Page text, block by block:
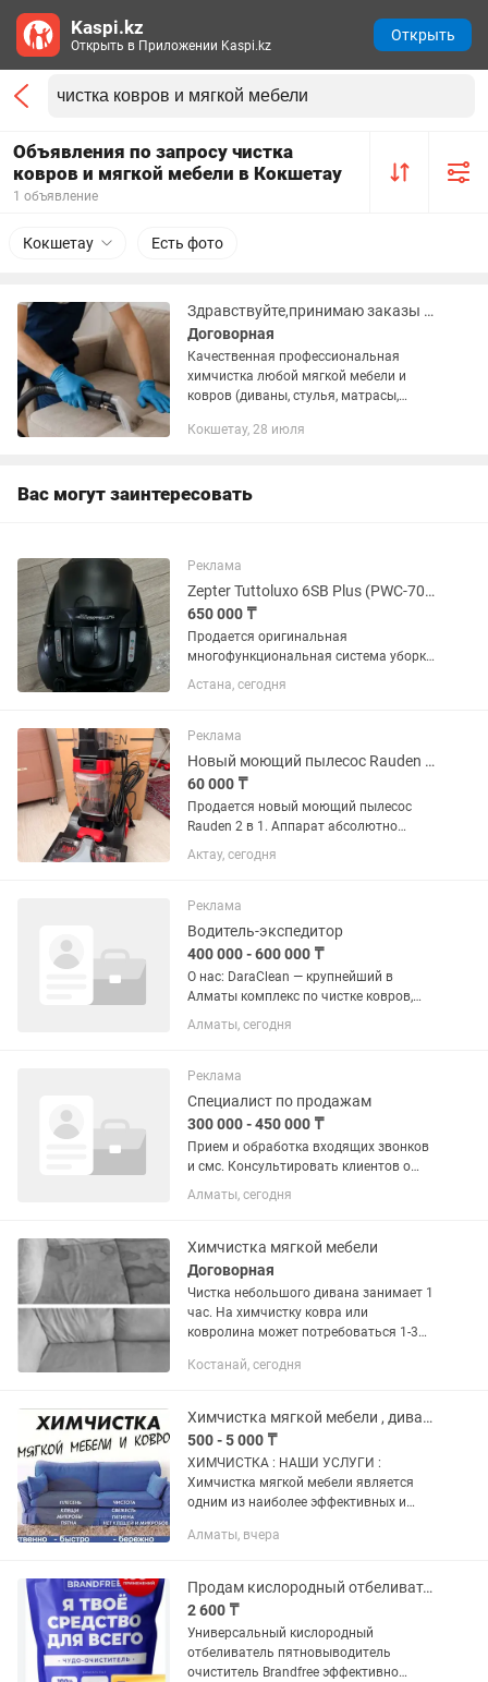
Объявления по запросу чистка
ковров и мягкой мебели в Кокшетау
1 объявление
Кокшетау Есть фото
Здравствуйте,принимаю заказы на химчистку.
Договорная
Качественная профессиональная
химчистка любой мягкой мебели и
ковров (диваны, стулья, матрасы,
специалиста в удобное для вас время.
Кокшетау, 28 июля
Вас могут заинтересовать
Реклама
Zepter Tuttoluxo 6SB Plus (PWC-700B) Моющий пылесос премиум-класса
650 000 ₸
Продается оригинальная
многофункциональная система уборки
Zepter Tuttoluxo 6SB Plus (PWC-700B).
Премиальная модель от Zepter,
надежность и широкий функционал.
Подходит...
Астана, сегодня
Реклама
Новый моющий пылесос Rauden 2-в-1 для ковров и мягкой мебели
60 000 ₸
Продается новый моющий пылесос
Rauden 2 в 1. Аппарат абсолютно
новый, не использовался. Подходит
для глубокой чистки ковров, паласов,
автомобильных сидений и твердых...
Актау, сегодня
Реклама
Водитель-экспедитор
400 000 - 600 000 ₸
О нас: DaraClean — крупнейший в
Алматы комплекс по чистке ковров,
мягкой мебели и штор. Обед и топливо
за наш счет! Обязанности: ЗНАНИЕ
Опрятный внешний...
Алматы, сегодня
Реклама
Специалист по продажам
300 000 - 450 000 ₸
Прием и обработка входящих звонков
и смс. Консультировать клиентов о
продукциях компании. Работа только с
входящими лидами. Без холодных
занимается : стирка...
Алматы, сегодня
Химчистка мягкой мебели
Договорная
Чистка небольшого дивана занимает 1
час. На химчистку ковра или
ковролина может потребоваться 1-3
проходит в естественных условиях и
Костанай, сегодня
Химчистка мягкой мебели , диван, кресла, стулья, матрасы, ковры
500 - 5 000 ₸
ХИМЧИСТКА : НАШИ УСЛУГИ :
Химчистка мягкой мебели является
одним из наиболее эффективных и
от различных микробов, загрязнений,
Алматы, вчера
Продам кислородный отбеливатель/пятновыводитель /очиститель для всего
2 600 ₸
Универсальный кислородный
отбеливатель пятновыводитель
очиститель Brandfree эффективно
Kaspi.kz
Открыть в Приложении Kaspi.kz
Открыть